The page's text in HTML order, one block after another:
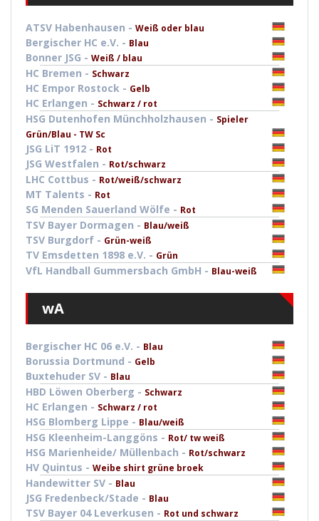
ATSV Habenhausen - Weiß oder blau
Bergischer HC e.V. - Blau
Bonner JSG - Weiß / blau
HC Bremen - Schwarz
HC Empor Rostock - Gelb
HC Erlangen - Schwarz / rot
HSG Dutenhofen Münchholzhausen - Spieler
Grün/Blau - TW Sc
JSG LiT 1912 - Rot
JSG Westfalen - Rot/schwarz
LHC Cottbus - Rot/weiß/schwarz
MT Talents - Rot
SG Menden Sauerland Wölfe - Rot
TSV Bayer Dormagen - Blau/weiß
TSV Burgdorf - Grün-weiß
TV Emsdetten 1898 e.V. - Grün
VfL Handball Gummersbach GmbH - Blau-weiß
wA
Bergischer HC 06 e.V. - Blau
Borussia Dortmund - Gelb
Buxtehuder SV - Blau
HBD Löwen Oberberg - Schwarz
HC Erlangen - Schwarz / rot
HSG Blomberg Lippe - Blau/weiß
HSG Kleenheim-Langgöns - Rot/ tw weiß
HSG Marienheide/ Müllenbach - Rot/schwarz
HV Quintus - Weibe shirt grüne broek
Handewitter SV - Blau
JSG Fredenbeck/Stade - Blau
TSV Bayer 04 Leverkusen - Rot und schwarz